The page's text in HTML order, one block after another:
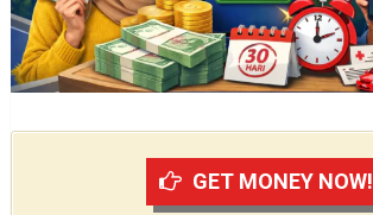
GET MONEY NOW!